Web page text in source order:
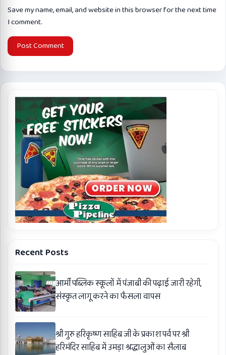
Save my name, email, and website in this browser for the next time
I comment.
Recent Posts
आर्मी पब्लिक स्कूलों में पंजाबी की पढ़ाई जारी रहेगी,
संस्कृत लागू करने का फैसला वापस
श्री गुरु हरिकृष्ण साहिब जी के प्रकाश पर्व पर श्री
हरिमंदिर साहिब में उमड़ा श्रद्धालुओं का सैलाब